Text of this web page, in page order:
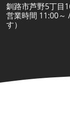
釧路市芦野5丁目
営業時間 11:00～
す）